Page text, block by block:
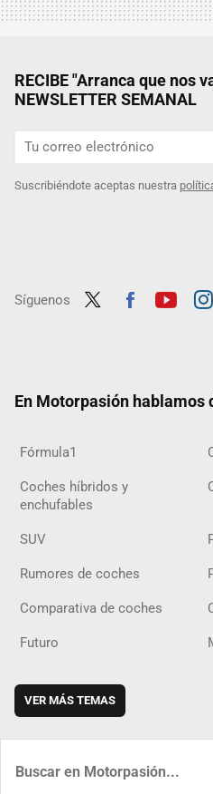
RECIBE "Arranca que nos
NEWSLETTER SEMANAL
Suscribiéndote aceptas nuestra
Síguenos
En Motorpasión hablamos
Fórmula1
Coches híbridos y
enchufables
SUV
Rumores de coches
Comparativa de coches
Futuro
VER MÁS TEMAS